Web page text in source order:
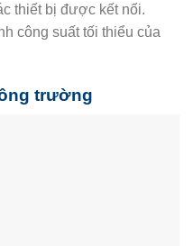
thiết bị được kết nối.
công suất tối thiểu của
trường